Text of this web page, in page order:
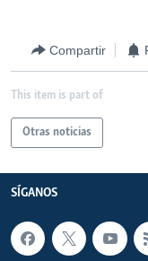
PANORAMA
ESTADOS UNIDOS
EL MUNDO AL DÍA
FORO [RADIO]
NOTA ECONÓMICA
ENTRETENIMIENTO
Learning English
SÍGANOS
Idiomas
Compartir
This item is part of
Otras noticias
SÍGANOS